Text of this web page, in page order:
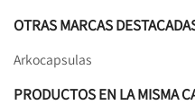
OTRAS MARCAS
Arkocapsulas
PRODUCTOS EN LA MISMA